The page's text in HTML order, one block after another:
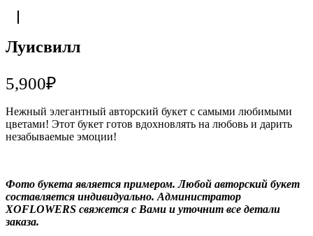
Луисвилл
5,900₽
Нежный элегантный авторский букет с самыми любимыми
цветами! Этот букет готов вдохновлять на любовь и дарить
незабываемые эмоции!
Фото букета является примером. Любой авторский букет
составляется индивидуально. Администратор
XOFLOWERS свяжется с Вами и уточнит все детали
заказа.